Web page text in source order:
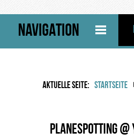
NAVIGATION
AKTUELLE SEITE: STARTSEITE
Planespotting @